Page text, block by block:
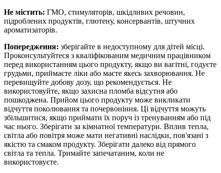
Не містить: ГМО, стимуляторів, шкідливих речовин,
підроблених продуктів, глютену, консервантів, штучних
ароматизаторів.
Попередження: зберігайте в недоступному для дітей місці.
Проконсультуйтеся з кваліфікованим медичним працівником
перед використанням цього продукту, якщо ви вагітні, годуєте
грудьми, приймаєте ліки або маєте якесь захворювання. Не
перевищуйте добову дозу, що рекомендується. Не
використовуйте, якщо захисна пломба відсутня або
пошкоджена. Прийом цього продукту може викликати
відчуття поколювання та почервоніння. Ці відчуття можуть
збільшитися, якщо приймати їх поруч із тренуванням або під
час нього. Зберігати за кімнатної температури. Вплив тепла,
світла або повітря може мати негативні наслідки, пов'язані з
якістю та смаком продукту. Зберігати далеко від прямого
світла та тепла. Тримайте запечатаним, коли не
використовуєте.